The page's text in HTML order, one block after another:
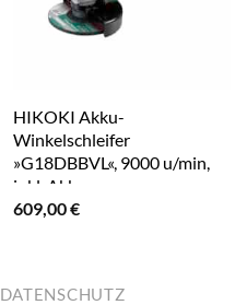
HIKOKI Akku-
Winkelschleifer
»G18DBBVL«, 9000 u/min,
inkl. Akku – gruen
609,00€
DATENSCHUTZ